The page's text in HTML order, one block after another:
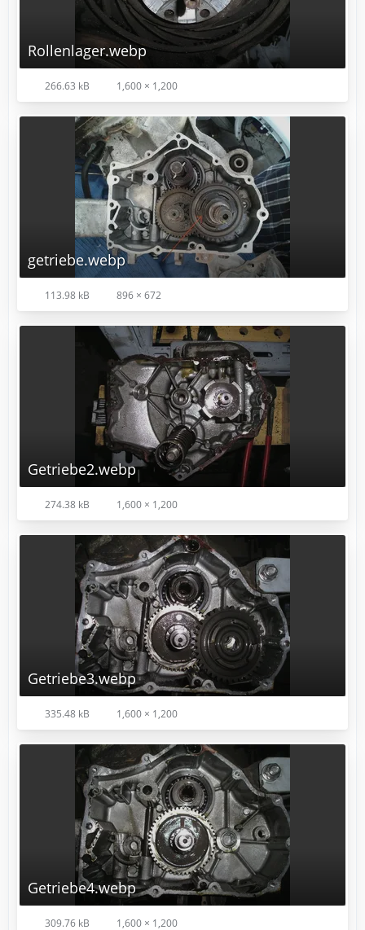
Rollenlager.webp
266.63 kB 1,600 × 1,200
getriebe.webp
113.98 kB 896 × 672
Getriebe2.webp
274.38 kB 1,600 × 1,200
Getriebe3.webp
335.48 kB 1,600 × 1,200
Getriebe4.webp
309.76 kB 1,600 × 1,200